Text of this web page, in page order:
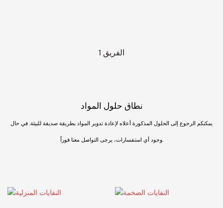
الفريق 1
نطاق حلول المواد
يمكنكم الرجوع إلى الحلول المذكورة أعلاه لإعادة تدوير المواد بطريقة صديقة للبيئة. في حال
وجود أي استفسارات، يرجى التواصل معنا فوراً.